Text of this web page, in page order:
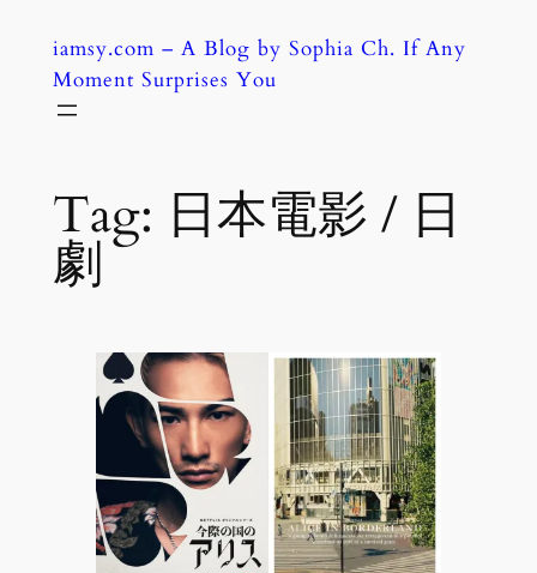
content
iamsy.com – A Blog by Sophia Ch. If Any
Moment Surprises You
Tag: 日本電影 / 日
劇